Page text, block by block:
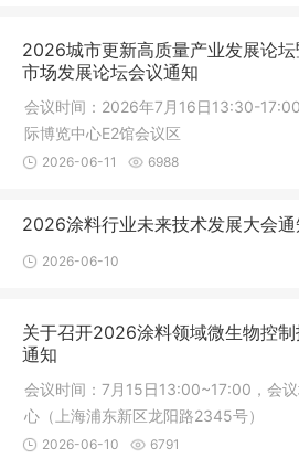
2026城市更新高质量产业发展论
市场发展论坛会议通知
会议时间：2026年7月16日13:30-
际博览中心E2馆会议区
2026-06-11 6988
2026涂料行业未来技术发展大会通
2026-06-10
关于召开2026涂料领域微生物控
通知
会议时间：7月15日13:00~17:00，会
心（上海浦东新区龙阳路2345号）
2026-06-10 6791